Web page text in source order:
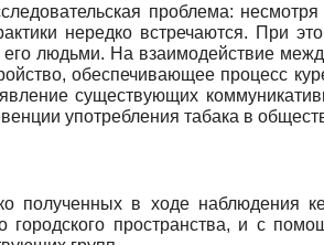
проблема:
нередко встречаются. При
людьми. На взаимодействие
обеспечивающее процесс
существующих
употребления табака в
полученных в ходе наблюдения
пространства, и с